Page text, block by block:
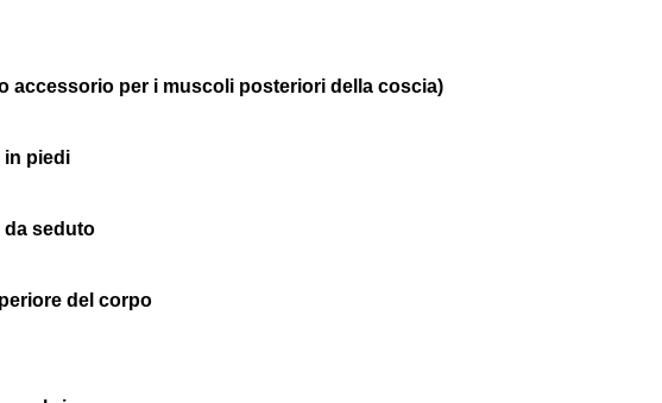
accessorio per i muscoli posteriori della coscia)
in piedi
da seduto
del corpo